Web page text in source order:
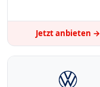
Jetzt anbieten →